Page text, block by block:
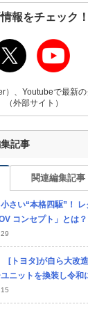
報をチェック！
）、Youtubeで最新
外部サイト）
記事
関連編集記事
さい“本格四駆”！ レ
コンセプト」とは
頑丈ボディ”に「画期
ーエンジン」搭載の
年公開モデル！ 大径
ーム構造の「オフロー
は？
[トヨタ]が自ら大改
ニットを換装し令和
チロク]の実態とは!?